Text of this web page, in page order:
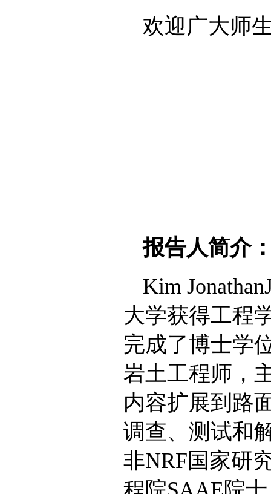
欢迎广大师
报告人简介
Kim
大学获得工程
完成了博士学
岩土工程师，
内容扩展到路
调查、测试和
非NRF国家研